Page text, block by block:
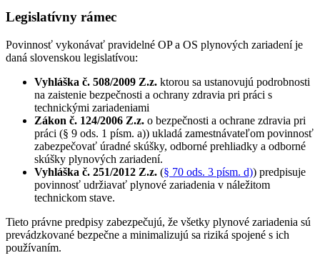
Legislatívny rámec
Povinnosť vykonávať pravidelné OP a OS plynových zariadení je
daná slovenskou legislatívou:
Vyhláška č. 508/2009 Z.z. ktorou sa ustanovujú podrobnosti
na zaistenie bezpečnosti a ochrany zdravia pri práci s
technickými zariadeniami
Zákon č. 124/2006 Z.z. o bezpečnosti a ochrane zdravia pri
práci (§ 9 ods. 1 písm. a)) ukladá zamestnávateľom povinnosť
zabezpečovať úradné skúšky, odborné prehliadky a odborné
skúšky plynových zariadení.
Vyhláška č. 251/2012 Z.z. (§ 70 ods. 3 písm. d)) predpisuje
povinnosť udržiavať plynové zariadenia v náležitom
technickom stave.
Tieto právne predpisy zabezpečujú, že všetky plynové zariadenia sú
prevádzkované bezpečne a minimalizujú sa riziká spojené s ich
používaním.